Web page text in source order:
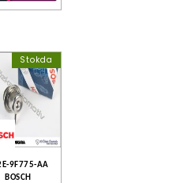
Stokda
9F775-AA
BOSCH